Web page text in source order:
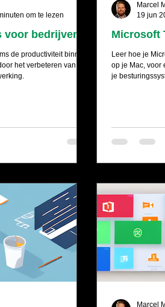
voor bedrijven
de productiviteit binnen
het verbeteren van de
om te lezen
Microsoft
Leer hoe je
op je Mac, voor
je
Marcel
19 jun
Marcel